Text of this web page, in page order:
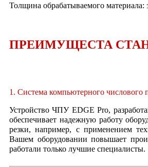
Толщина обрабатываемого материала:
ПРЕИМУЩЕСТА
1. Система компьютерного
Устройство ЧПУ EDGE Pro,
обеспечивает надежную работу
резки, например, с применением
Вашем оборудовании повышает
работали только лучшие специалисты.